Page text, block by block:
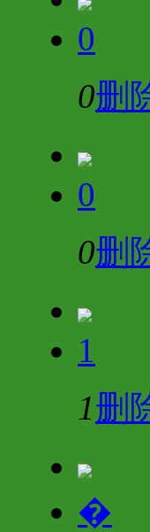
0
0删
0
0删
1
1删
�